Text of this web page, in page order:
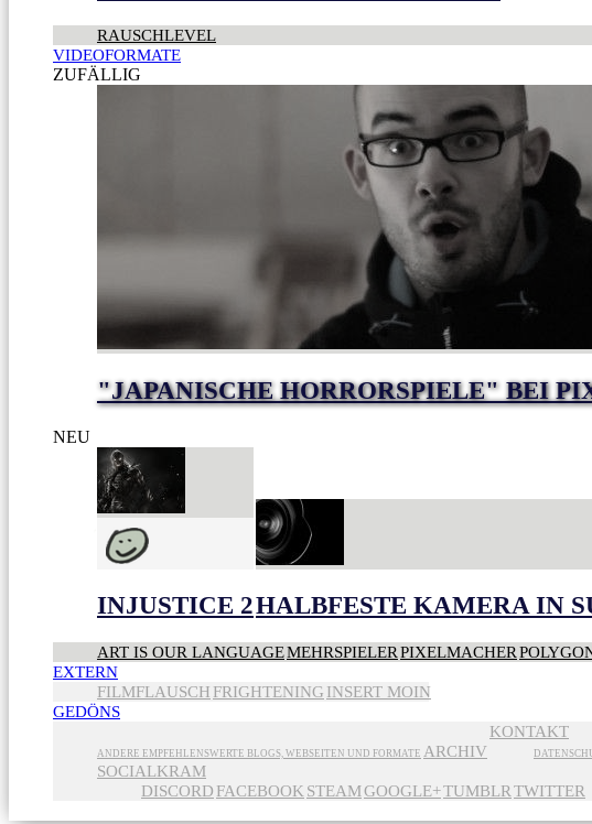
RAUSCHLEVEL
VIDEOFORMATE
ZUFÄLLIG
"JAPANISCHE HORRORSPIELE" BEI
NEU
INJUSTICE 2HALBFESTE KAMERA IN
ART IS OUR LANGUAGEMEHRSPIELERPIXELMACHER
EXTERN
FILMFLAUSCH FRIGHTENING INSERT MOIN
GEDÖNS
ANDERE EMPFEHLENSWERTE BLOGS, WEBSEITEN UND FORMATE ARCHIV
KONTAKT
SOCIALKRAM
DISCORD FACEBOOK STEAMGOOGLE+TUMBLRTWITTER